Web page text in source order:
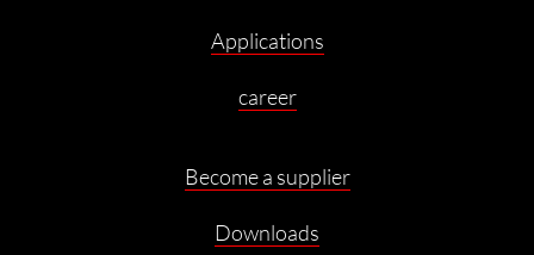
Applications
career
Become a supplier
Downloads